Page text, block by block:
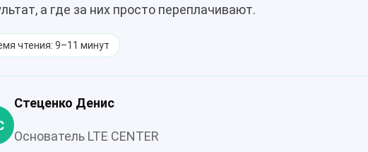
а где за них просто переплачивают.
чтения: 9–11 минут
Стеценко Денис
Основатель LTE CENTER